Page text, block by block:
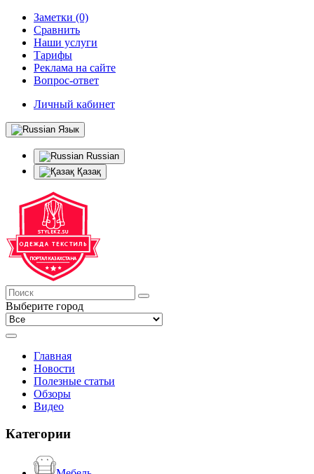
Заметки (0)
Сравнить
Наши услуги
Тарифы
Реклама на сайте
Вопрос-ответ
Личный кабинет
Язык
Russian
Қазақ
Выберите город
Главная
Новости
Полезные статьи
Обзоры
Видео
Категории